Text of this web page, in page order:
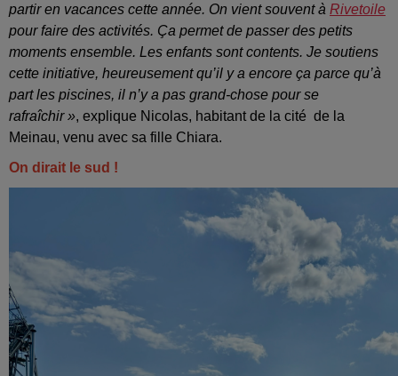
partir en vacances cette année. On vient souvent à Rivetoile
pour faire des activités. Ça permet de passer des petits
moments ensemble. Les enfants sont contents. Je soutiens
cette initiative, heureusement qu’il y a encore ça parce qu’à
part les piscines, il n’y a pas grand-chose pour se
rafraîchir », explique Nicolas, habitant de la cité de la
Meinau, venu avec sa fille Chiara.
On dirait le sud !